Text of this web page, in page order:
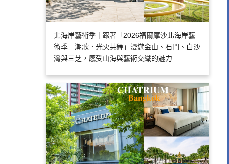
北海岸藝術季｜跟著「2026福爾摩沙北海岸藝
術季－潮歌．光火共舞」漫遊金山、石門、白沙
灣與三芝，感受山海與藝術交織的魅力